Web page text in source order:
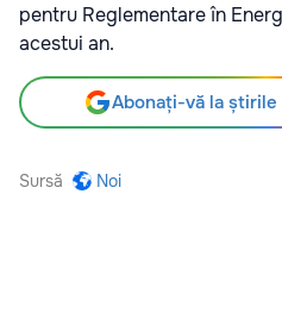
pentru Reglementare în
acestui an.
Abonați-vă la știrile
Sursă Noi